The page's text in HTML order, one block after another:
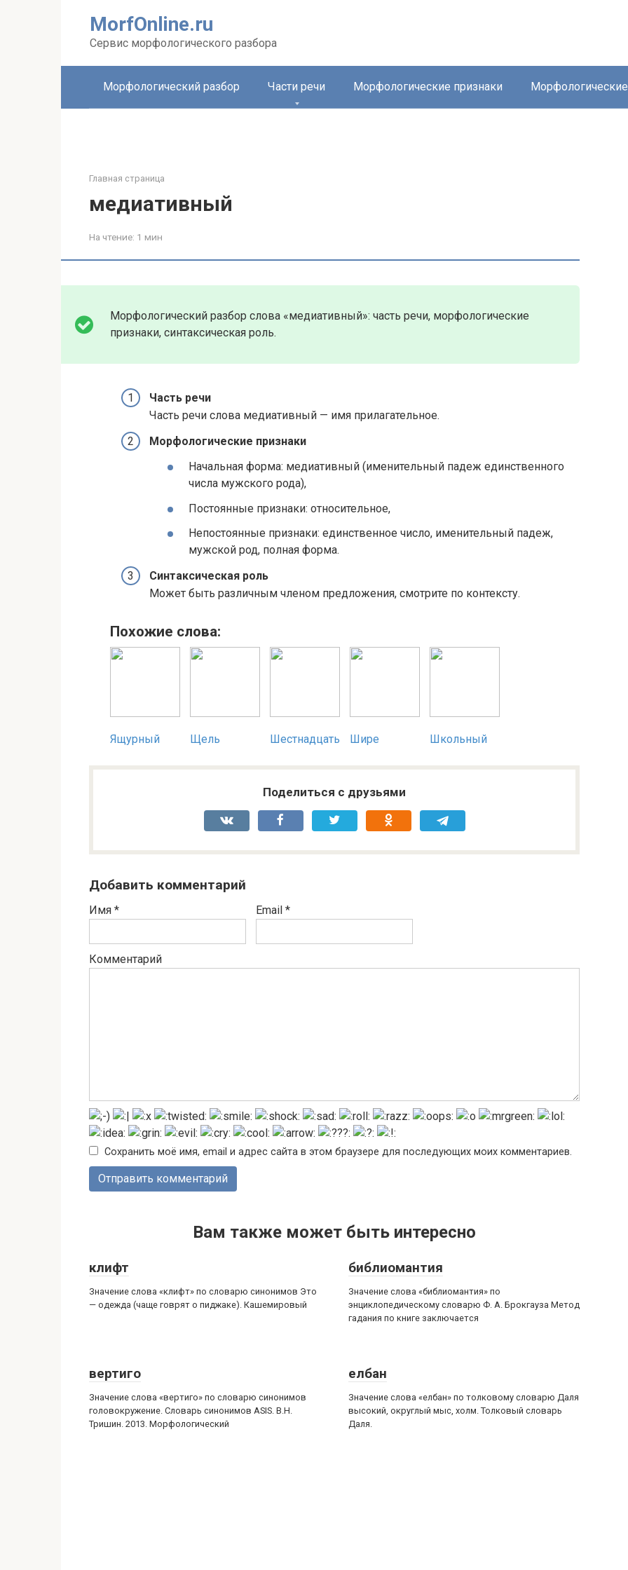
MorfOnline.ru
Сервис морфологического разбора
Морфологический разбор Части речи Морфологические признаки
Главная страница
медиативный
На чтение: 1 мин
Морфологический разбор слова «медиативный»: часть речи, морфологические
признаки, синтаксическая роль.
Часть речи
Часть речи слова медиативный — имя прилагательное.
Морфологические признаки
Начальная форма: медиативный (именительный падеж единственного
числа мужского рода),
Постоянные признаки: относительное,
Непостоянные признаки: единственное число, именительный падеж,
мужской род, полная форма.
Синтаксическая роль
Может быть различным членом предложения, смотрите по контексту.
Похожие слова:
Ящурный Щель Шестнадцать Шире Школьный
Поделиться с друзьями
Добавить комментарий
Имя * Email *
Комментарий
Сохранить моё имя, email и адрес сайта в этом браузере для последующих моих комментариев.
Вам также может быть интересно
клифт
Значение слова «клифт» по словарю синонимов Это
— одежда (чаще говрят о пиджаке). Кашемировый
библиомантия
Значение слова «библиомантия» по
энциклопедическому словарю Ф. А. Брокгауза Метод
гадания по книге заключается
вертиго
Значение слова «вертиго» по словарю синонимов
головокружение. Словарь синонимов ASIS. В.Н.
Тришин. 2013. Морфологический
елбан
Значение слова «елбан» по толковому словарю Даля
высокий, округлый мыс, холм. Толковый словарь
Даля.